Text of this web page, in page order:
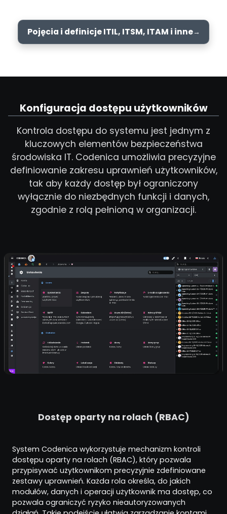
Pojęcia i definicje ITIL, ITSM, ITAM i inne
Konfiguracja dostępu użytkowników
Kontrola dostępu do systemu jest jednym z
kluczowych elementów bezpieczeństwa
środowiska IT. Codenica umożliwia precyzyjne
definiowanie zakresu uprawnień użytkowników,
tak aby każdy dostęp był ograniczony
wyłącznie do niezbędnych funkcji i danych,
zgodnie z rolą pełnioną w organizacji.
Dostęp oparty na rolach (RBAC)
System Codenica wykorzystuje mechanizm kontroli
dostępu oparty na rolach (RBAC), który pozwala
przypisywać użytkownikom precyzyjnie zdefiniowane
zestawy uprawnień. Każda rola określa, do jakich
modułów, danych i operacji użytkownik ma dostęp, co
pozwala ograniczyć ryzyko nieautoryzowanych